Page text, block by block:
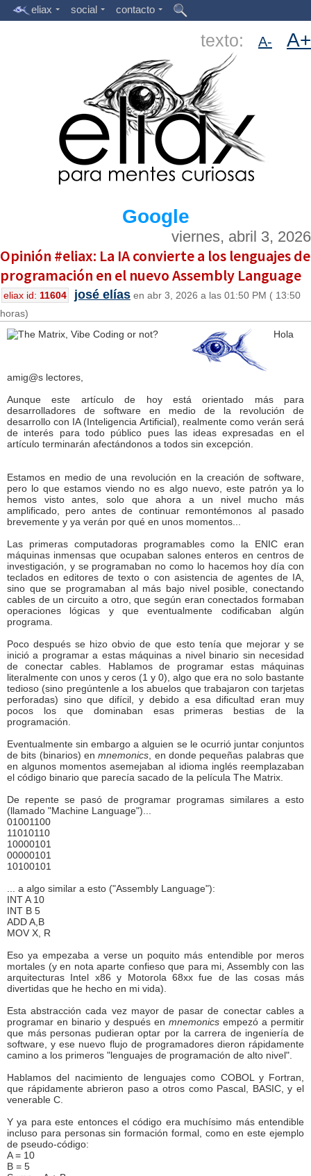
eliax social contacto
texto: A- A+
Google
viernes, abril 3, 2026
Opinión #eliax: La IA convierte a los lenguajes de
programación en el nuevo Assembly Language
eliax id: 11604 josé elías en abr 3, 2026 a las 01:50 PM ( 13:50
horas)
Hola
amig@s lectores,
Aunque este artículo de hoy está orientado más para
desarrolladores de software en medio de la revolución de
desarrollo con IA (Inteligencia Artificial), realmente como verán será
de interés para todo público pues las ideas expresadas en el
artículo terminarán afectándonos a todos sin excepción.
Estamos en medio de una revolución en la creación de software,
pero lo que estamos viendo no es algo nuevo, este patrón ya lo
hemos visto antes, solo que ahora a un nivel mucho más
amplificado, pero antes de continuar remontémonos al pasado
brevemente y ya verán por qué en unos momentos...
Las primeras computadoras programables como la ENIC eran
máquinas inmensas que ocupaban salones enteros en centros de
investigación, y se programaban no como lo hacemos hoy día con
teclados en editores de texto o con asistencia de agentes de IA,
sino que se programaban al más bajo nivel posible, conectando
cables de un circuito a otro, que según eran conectados formaban
operaciones lógicas y que eventualmente codificaban algún
programa.
Poco después se hizo obvio de que esto tenía que mejorar y se
inició a programar a estas máquinas a nivel binario sin necesidad
de conectar cables. Hablamos de programar estas máquinas
literalmente con unos y ceros (1 y 0), algo que era no solo bastante
tedioso (sino pregúntenle a los abuelos que trabajaron con tarjetas
perforadas) sino que difícil, y debido a esa dificultad eran muy
pocos los que dominaban esas primeras bestias de la
programación.
Eventualmente sin embargo a alguien se le ocurrió juntar conjuntos
de bits (binarios) enmnemonics , en donde pequeñas palabras que
en algunos momentos asemejaban al idioma inglés reemplazaban
el código binario que parecía sacado de la película The Matrix.
De repente se pasó de programar programas similares a esto
(llamado "Machine Language")...
01001100
11010110
10000101
00000101
10100101
... a algo similar a esto ("Assembly Language"):
INT A 10
INT B 5
ADD A,B
MOV X, R
Eso ya empezaba a verse un poquito más entendible por meros
mortales (y en nota aparte confieso que para mi, Assembly con las
arquitecturas Intel x86 y Motorola 68xx fue de las cosas más
divertidas que he hecho en mi vida).
Esta abstracción cada vez mayor de pasar de conectar cables a
programar en binario y después en mnemonics empezó a permitir
que más personas pudieran optar por la carrera de ingeniería de
software, y ese nuevo flujo de programadores dieron rápidamente
camino a los primeros "lenguajes de programación de alto nivel".
Hablamos del nacimiento de lenguajes como COBOL y Fortran,
que rápidamente abrieron paso a otros como Pascal, BASIC, y el
venerable C.
Y ya para este entonces el código era muchísimo más entendible
incluso para personas sin formación formal, como en este ejemplo
de pseudo-código:
A = 10
B = 5